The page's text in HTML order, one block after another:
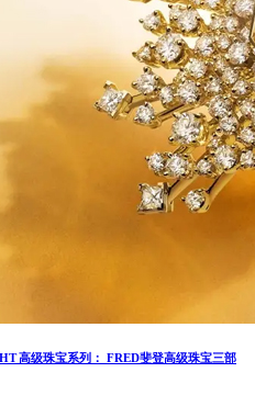
高级珠宝系列： FRED斐登高级珠宝三部